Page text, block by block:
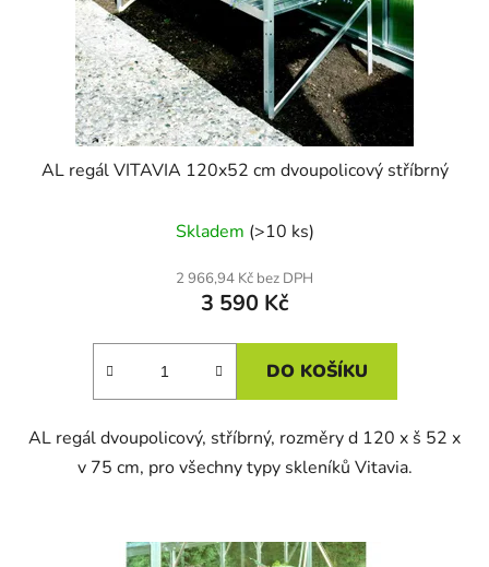
AL regál VITAVIA 120x52 cm dvoupolicový stříbrný
Skladem (>10 ks)
2 966,94 Kč bez DPH
3 590 Kč
DO KOŠÍKU
AL regál dvoupolicový, stříbrný, rozměry d 120 x š 52 x
v 75 cm, pro všechny typy skleníků Vitavia.